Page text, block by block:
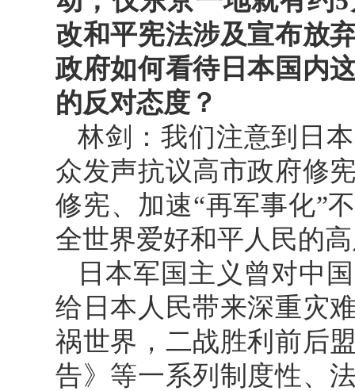
改和平宪法涉及宣布放
政府如何看待日本国内
的反对态度？
林剑：我们注意到日
众发声抗议高市政府修
修宪、加速“再军事化”
全世界爱好和平人民的
日本军国主义曾对中
给日本人民带来深重灾
祸世界，二战胜利前后
告》等一系列制度性、